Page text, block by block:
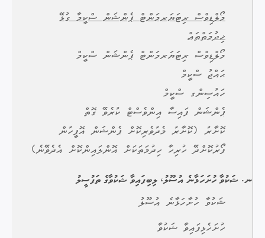
މޯލްޑިވްސް ރިޓަޔަރމަންޓް ޕެންޝަން ސްކީމާ ގުޅޭ
ޚިދުމަތްތައް
މޯލްޑިވްސް ރިޓަޔަރމަންޓް ޕެންޝަން ސްކީމް
ޙައްޖު ސްކީމް
ހައުސިންގ ސްކީމް
ޕެންޝަން ފައިސާ އިންވެސްޓް ކުރެވޭ ގޮތް
ކޮށާރު (ކޮށާރު މެދުވެރިކޮށް ޕެންޝަން އޮފީހުން
ފޯރުކޮށްދޭ ހުރިހާ ހިދުމަތަކަށް އޮންލައިންކޮށް އެދެވޭނެ)
ނ. ޝަކުވާ ހުށަހަޅާނެ އުސޫލު، ލިބިފައިވާ ޝަކުވާގެ ތަފުސީލު
ޝަކުވާ ހުށާހަޅާނެ އުސޫލު
ހުށަހެޅިފައިވާ ޝަކުވާ